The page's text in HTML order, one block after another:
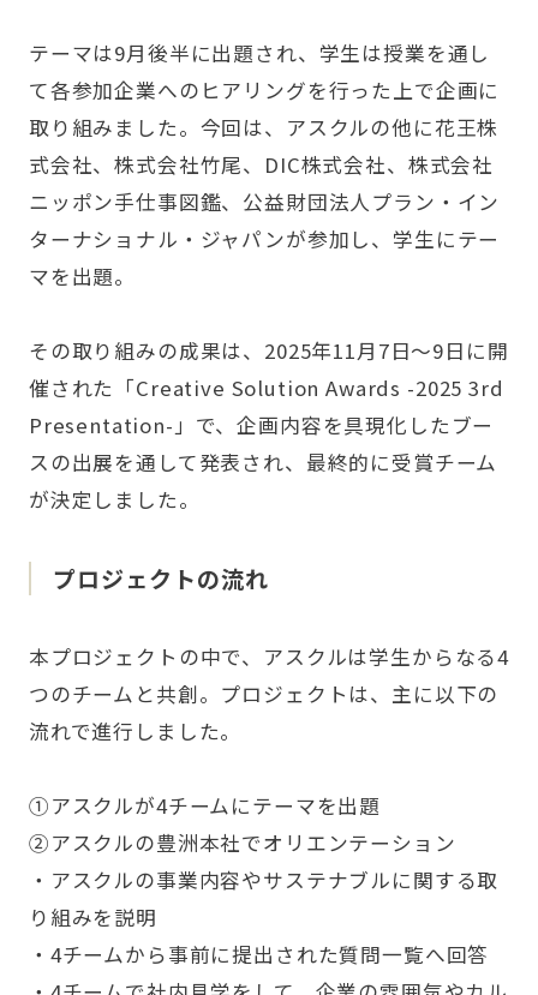
テーマは9月後半に出題され、学生は授業を通し
て各参加企業へのヒアリングを行った上で企画に
取り組みました。今回は、アスクルの他に花王株
式会社、株式会社竹尾、DIC株式会社、株式会社
ニッポン手仕事図鑑、公益財団法人プラン・イン
ターナショナル・ジャパンが参加し、学生にテー
マを出題。
その取り組みの成果は、2025年11月7日〜9日に開
催された 「Creative Solution Awards -2025 3rd
Presentation-」 で、企画内容を具現化したブー
スの出展を通して発表され、最終的に受賞チーム
が決定しました。
プロジェクトの流れ
本プロジェクトの中で、アスクルは学生からなる4
つのチームと共創。プロジェクトは、主に以下の
流れで進行しました。
①アスクルが4チームにテーマを出題
②アスクルの豊洲本社でオリエンテーション
・アスクルの事業内容やサステナブルに関する取
り組みを説明
・4チームから事前に提出された質問一覧へ回答